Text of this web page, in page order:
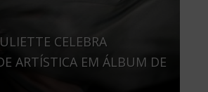
CELEBRA
ARTÍSTICA EM ÁLBUM DE